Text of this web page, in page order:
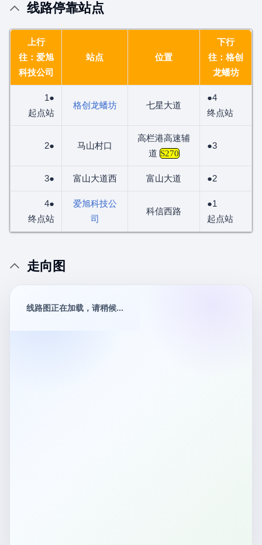
线路停靠站点
上行
往：爱旭
科技公司
站点 位置
下行
往：格创
龙蟠坊
1●
起点站
格创龙蟠坊 七星大道
●4
终点站
2● 马山村口
高栏港高速辅
道 S270
●3
3● 富山大道西 富山大道 ●2
4●
终点站
爱旭科技公
司
科信西路
●1
起点站
走向图
线路图正在加载，请稍候...